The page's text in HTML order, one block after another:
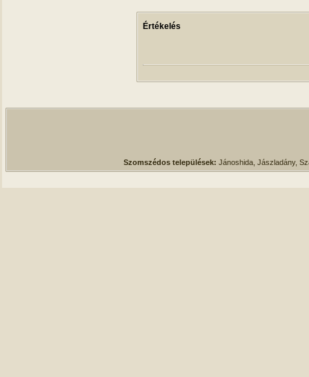
Értékelés
Szomszédos települések: Jánoshida, Jászladány,